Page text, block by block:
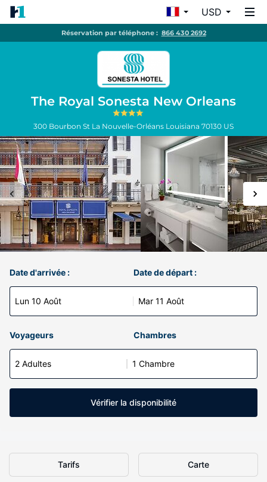
USD
Réservation par téléphone : 866 430 2692
The Royal Sonesta New Orleans
300 Bourbon St La Nouvelle-Orléans Louisiana 70130 US
Date d'arrivée :
Lun 10 Août
Date de départ :
Mar 11 Août
Voyageurs Chambres
2 Adultes 1 Chambre
Vérifier la disponibilité
Tarifs Carte